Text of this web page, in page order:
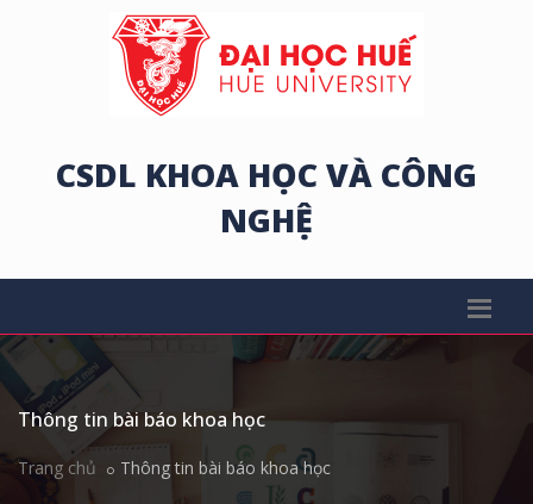
CSDL KHOA HỌC VÀ CÔNG
NGHỆ
Thông tin bài báo khoa học
Trang chủ Thông tin bài báo khoa học